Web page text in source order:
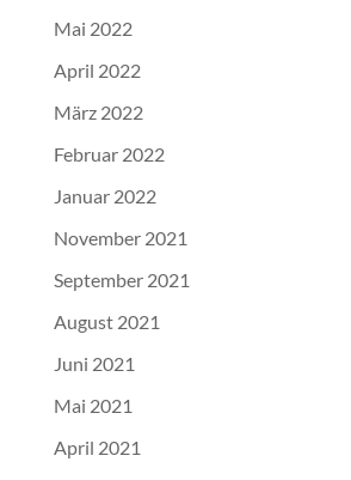
Mai 2022
April 2022
März 2022
Februar 2022
Januar 2022
November 2021
September 2021
August 2021
Juni 2021
Mai 2021
April 2021